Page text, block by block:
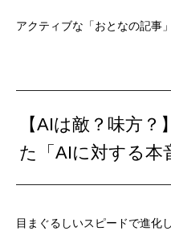
アクティブな「おとなの記事
【AIは敵？味方
た「AIに対する本
目まぐるしいスピードで進化